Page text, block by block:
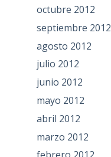
octubre 2012
septiembre 2012
agosto 2012
julio 2012
junio 2012
mayo 2012
abril 2012
marzo 2012